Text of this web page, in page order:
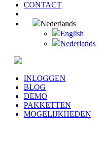
CONTACT
Nederlands
English
Nederlands
INLOGGEN
BLOG
DEMO
PAKKETTEN
MOGELIJKHEDEN